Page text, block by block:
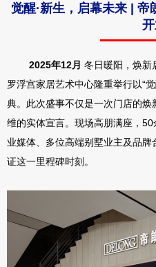
觉醒·新生，启幕未来 |
2025年12月 冬日暖阳，焕新
罗浮宫家居艺术中心隆重举行以“
典。此次盛事不仅是一次门店的
维的实体宣言。现场高朋满座 ，
业媒体、多位高端别墅业主及品
证这一里程碑时刻。